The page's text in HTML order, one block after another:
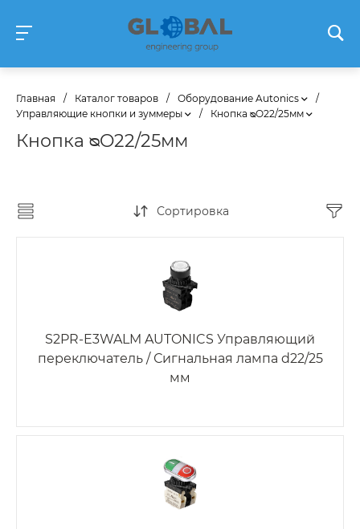
Главная / Каталог товаров / Оборудование Autonics
/
Управляющие кнопки и зуммеры
/ Кнопка ᴓO22/25мм
Кнопка ᴓO22/25мм
Сортировка
S2PR-E3WALM AUTONICS Управляющий
переключатель / Сигнальная лампа d22/25
мм